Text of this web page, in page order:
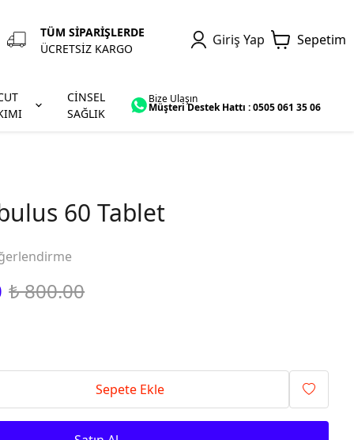
TÜM SİPARİŞLERDE
ÜCRETSİZ KARGO
Giriş Yap Sepetim
CİNSEL
SAĞLIK
Bize Ulaşın
Müşteri Destek Hattı : 0505 061 35 06
60 Tablet
₺ 800.00
Sepete Ekle